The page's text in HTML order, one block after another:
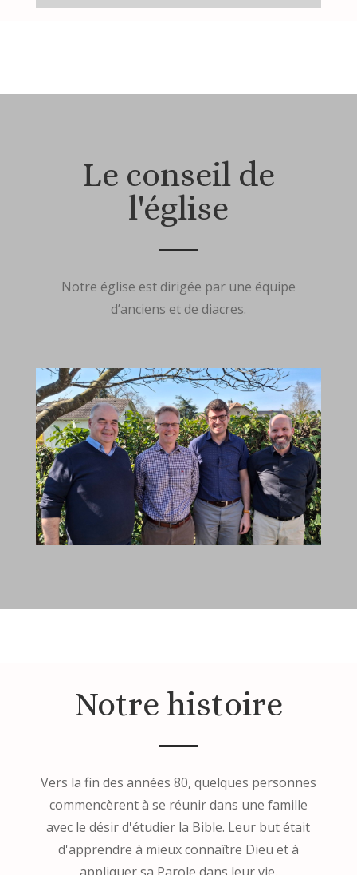
Le conseil de
l'église
Notre église est dirigée par une équipe
d’anciens et de diacres.
Notre histoire
Vers la fin des années 80, quelques personnes
commencèrent à se réunir dans une famille
avec le désir d'étudier la Bible. Leur but était
d'apprendre à mieux connaître Dieu et à
appliquer sa Parole dans leur vie.